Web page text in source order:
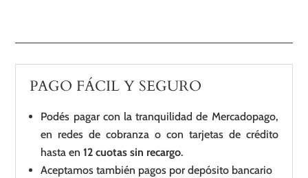
PAGO FÁCIL Y SEGURO
Podés pagar con la tranquilidad de Mercadopago,
en redes de cobranza o con tarjetas de crédito
hasta en12 cuotas sin recargo.
Aceptamos también pagos por depósito bancario